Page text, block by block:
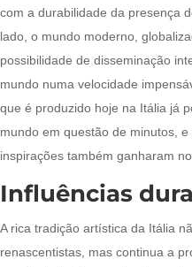
com a durabilidade da presença
lado, o mundo moderno,
possibilidade de disseminação
mundo numa velocidade
que é produzido hoje na Itália já
mundo em questão de minutos,
inspirações também ganharam
Influências
A rica tradição artística da Itália
renascentistas, mas continua a